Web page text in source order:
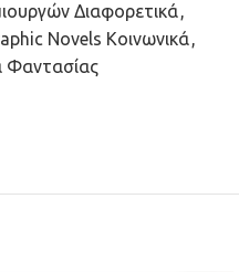
Διαφορετικά,
Novels Κοινωνικά,
Φαντασίας